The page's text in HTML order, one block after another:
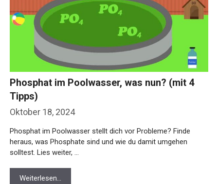
Oktober 18, 2024
Phosphat im Poolwasser, was nun? (mit 4
Tipps)
Phosphat im Poolwasser stellt dich vor Probleme? Finde
heraus, was Phosphate sind und wie du damit umgehen
solltest. Lies weiter, …
Weiterlesen…